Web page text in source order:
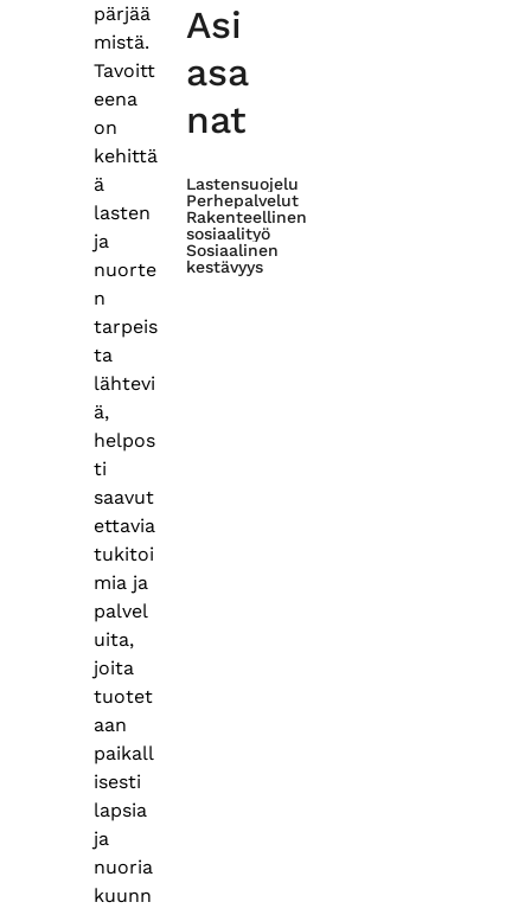
pärjää
mistä.
Tavoitt
eena
on
kehittä
ä
lasten
ja
nuorte
n
tarpeis
ta
lähtevi
ä,
helpos
ti
saavut
ettavia
tukitoi
mia ja
palvel
uita,
joita
tuotet
aan
paikall
isesti
lapsia
ja
nuoria
kuunn
Asi
asa
nat
Lastensuojelu
Perhepalvelut
Rakenteellinen
sosiaalityö
Sosiaalinen
kestävyys